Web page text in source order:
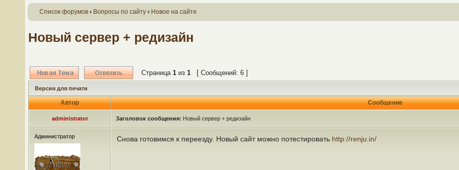
Список форумов ‹ Вопросы по сайту ‹ Новое на сайте
Новый сервер + редизайн
Страница 1 из 1 [ Сообщений: 6 ]
Версия для печати
Автор Сообщение
administrator Заголовок сообщения: Новый сервер + редизайн
Администратор Снова готовимся к переезду. Новый сайт можно потестировать http://renju.in/